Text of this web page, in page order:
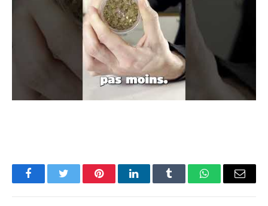
FacebookTwitter PinterestLinkedInTumblr WhatsAppEmail